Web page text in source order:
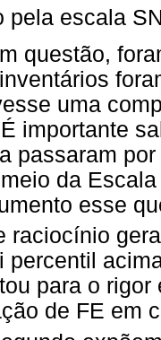
pela escala
questão,
uma
importante
passaram
da
esse
raciocínio
percentil
para o
de FE em